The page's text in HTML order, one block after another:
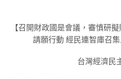
【召開財政國是會議，審慎研
請願行動 經民連智庫召
台灣經濟民